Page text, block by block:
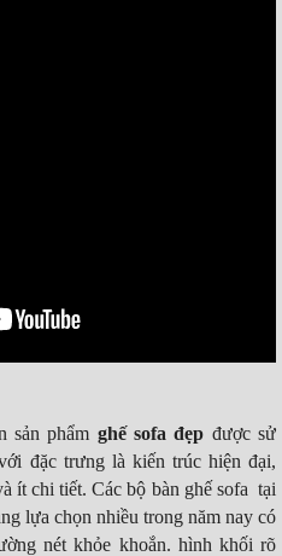
sản phẩm ghế sofa đẹp được sử
đặc trưng là kiến trúc hiện đại,
ít chi tiết. Các bộ bàn ghế sofa tại
lựa chọn nhiều trong năm nay có
nét khỏe khoắn. hình khối rõ